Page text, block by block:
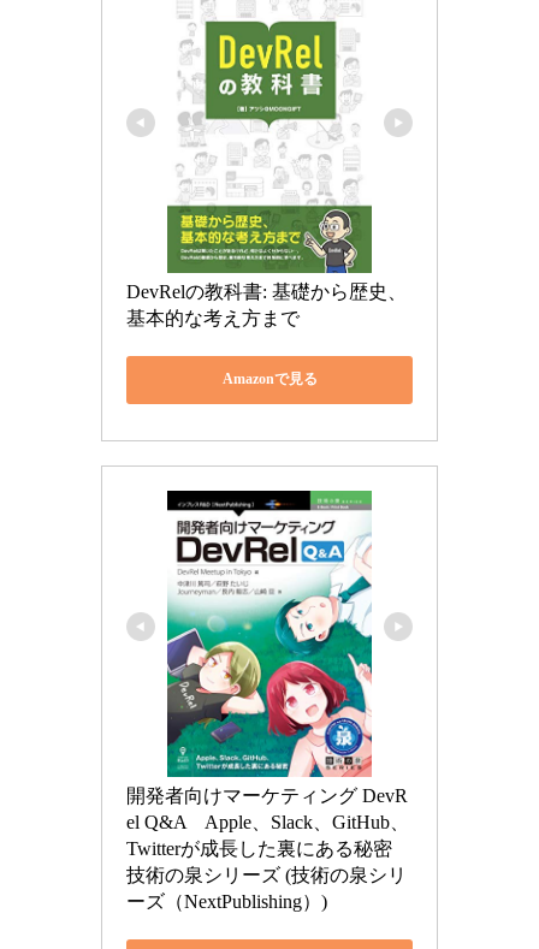
DevRelの教科書: 基礎から歴史、
基本的な考え方まで
Amazonで見る
開発者向けマーケティング DevR
el Q&A　Apple、Slack、GitHub、
Twitterが成長した裏にある秘密
技術の泉シリーズ (技術の泉シリ
ーズ（NextPublishing）)